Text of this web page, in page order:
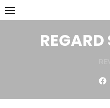
Skip
to
REGARD